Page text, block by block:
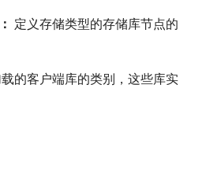
​定义存储类型的存储库节点的
的客户端库的类别，这些库实